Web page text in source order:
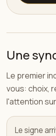
Une
Le premier
vous: choix,
l'attention
Le signe